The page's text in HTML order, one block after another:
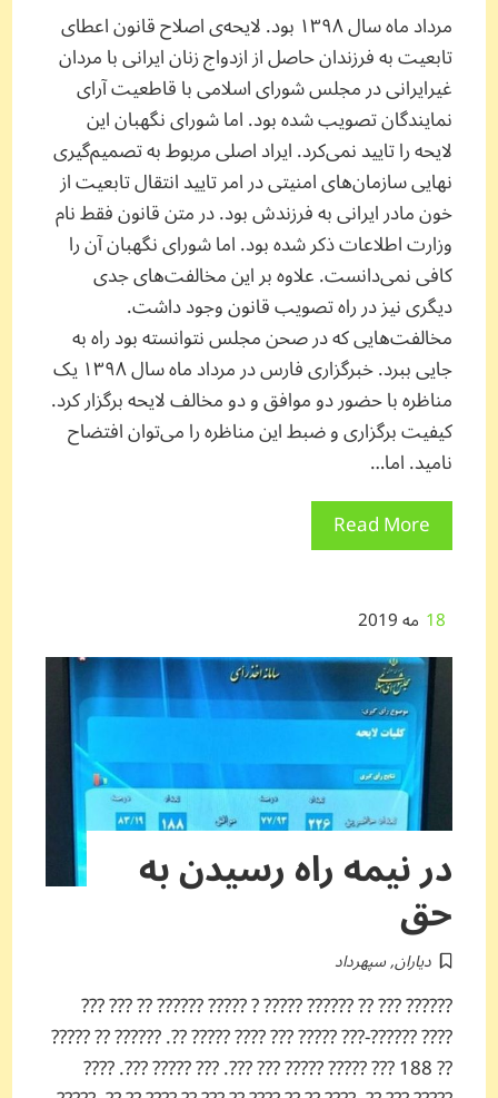
مرداد ماه سال ۱۳۹۸ بود. لایحه‌ی اصلاح قانون اعطای
تابعیت به فرزندان حاصل از ازدواج زنان ایرانی با مردان
غیرایرانی در مجلس شورای اسلامی با قاطعیت آرای
نمایندگان تصویب شده بود. اما شورای نگهبان این
لایحه را تایید نمی‌کرد. ایراد اصلی مربوط به تصمیم‌گیری
نهایی سازمان‌های امنیتی در امر تایید انتقال تابعیت از
خون مادر ایرانی به فرزندش بود. در متن قانون فقط نام
وزارت اطلاعات ذکر شده بود. اما شورای نگهبان آن را
کافی نمی‌دانست. علاوه بر این مخالفت‌های جدی
دیگری نیز در راه تصویب قانون وجود داشت.
مخالفت‌هایی که در صحن مجلس نتوانسته بود راه به
جایی ببرد. خبرگزاری فارس در مرداد ماه سال ۱۳۹۸ یک
مناظره با حضور دو موافق و دو مخالف لایحه برگزار کرد.
کیفیت برگزاری و ضبط این مناظره را می‌توان افتضاح
نامید. اما…
Read More
18 مه 2019
در نیمه راه رسیدن به
حق
دیاران,سپهرداد
?????? ??? ?? ?????? ????? ? ????? ?????? ?? ??? ???
???? ??????-??? ????? ??? ???? ????? ??. ?????? ?? ?????
?? 188 ??? ????? ????? ??? ???. ??? ????? ???. ????